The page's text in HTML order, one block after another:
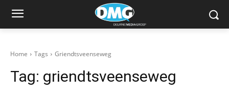
Home Tags Griendtsveenseweg
Tag: griendtsveenseweg